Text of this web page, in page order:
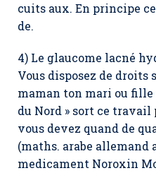
cuits aux. En principe
de.
4) Le glaucome lacné
Vous disposez de droits
maman ton mari ou fille
du Nord » sort ce
vous devez quand de
(maths. arabe allemand
medicament Noroxin